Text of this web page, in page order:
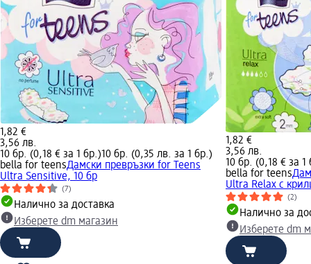
1,82 €
3,56 лв.
10 бр. (0,18 € за 1 бр.)10 бр. (0,35 лв. за 1 бр.)
bella for teensДамски превръзки for Teens
Ultra Sensitive, 10 бр
(7)
Налично за доставка
Изберете dm магазин
1,82 €
3,56 лв.
10 бр. (0,18 € за 1
bella for teens
Ultra Relax с
(2)
Налично за
Изберете dm